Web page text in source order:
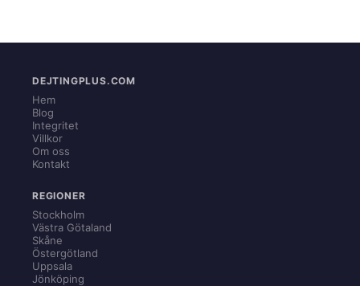
DEJTINGPLUS.COM
Hem
Blog
Integritet
Villkor
Om oss
Kontakt
REGIONER
Stockholm
Västra Götaland
Skåne
Östergötland
Uppsala
Jönköping